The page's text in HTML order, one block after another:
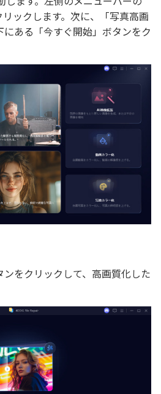
リックします。次に、「写真高画
ある「今すぐ開始」ボタンをク
ンをクリックして、高画質化した